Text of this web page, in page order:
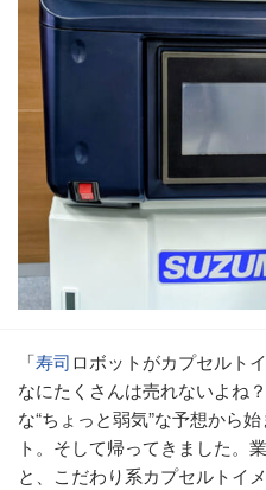
「寿司ロボットがカプセルト
なにたくさんは売れないよね？
な“ちょっと弱気”な予想から
ト。そして帰ってきました。
と、こだわり系カプセルトイ